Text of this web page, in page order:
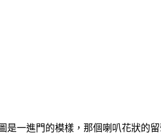
一進門的模樣，那個喇叭花狀的